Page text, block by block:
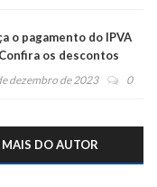
o pagamento do IPVA
os descontos
dezembro de 2023 0
MAIS DO AUTOR